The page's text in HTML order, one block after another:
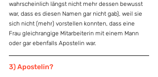
wahrscheinlich längst nicht mehr dessen bewusst
war, dass es diesen Namen gar nicht gab), weil sie
sich nicht (mehr) vorstellen konnten, dass eine
Frau gleichrangige Mitarbeiterin mit einem Mann
oder gar ebenfalls Apostelin war.
3) Apostelin?